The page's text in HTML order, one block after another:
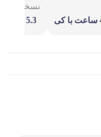
تا 11 ساعت - 43 ساعت با کی
نسخه
5.3